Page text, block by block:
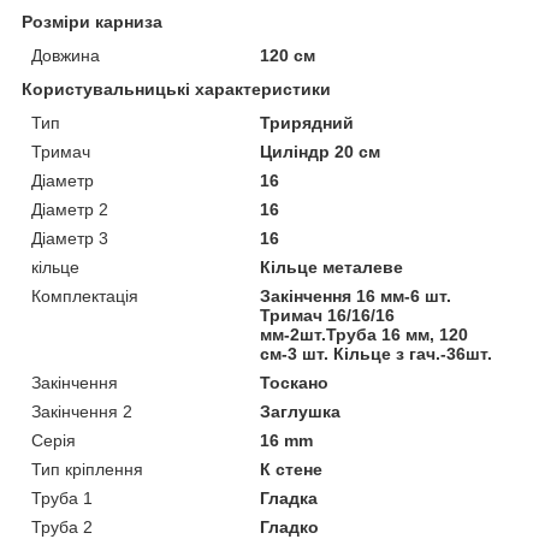
Розміри карниза
Довжина
120 см
Користувальницькі характеристики
Тип
Трирядний
Тримач
Циліндр 20 см
Діаметр
16
Діаметр 2
16
Діаметр 3
16
кільце
Кільце металеве
Комплектація
Закінчення 16 мм-6 шт.
Тримач 16/16/16
мм-2шт.Труба 16 мм, 120
см-3 шт. Кільце з гач.-36шт.
Закінчення
Тоскано
Закінчення 2
Заглушка
Серія
16 mm
Тип кріплення
К стене
Труба 1
Гладка
Труба 2
Гладко